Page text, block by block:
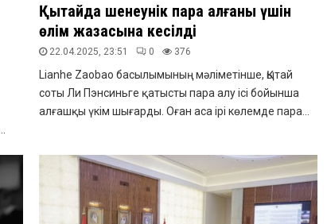
Қытайда шенеунік пара алғаны үшін
өлім жазасына кесілді
22.04.2025, 23:51 0 376
Lianhe Zaobao басылымының мәліметінше, Қытай
соты Ли Пэнсиньге қатысты пара алу ісі бойынша
алғашқы үкім шығарды. Оған аса ірі көлемде пара...